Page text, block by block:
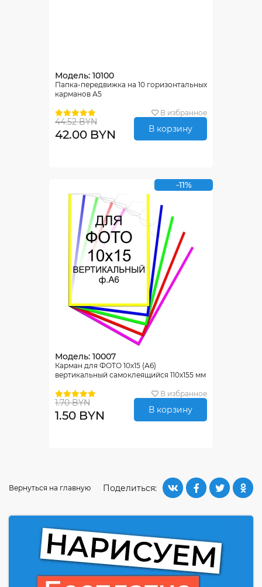
Модель: 10100
Папка-передвижка на 10 горизонтальных
карманов А5
В избранное
44.52 BYN
42.00 BYN В корзину
-11%
Модель: 10007
Карман для ФОТО 10х15 (А6)
вертикальный самоклеящийся 110х155 мм
В избранное
1.70 BYN
1.50 BYN В корзину
Поделиться:
Вернуться на главную